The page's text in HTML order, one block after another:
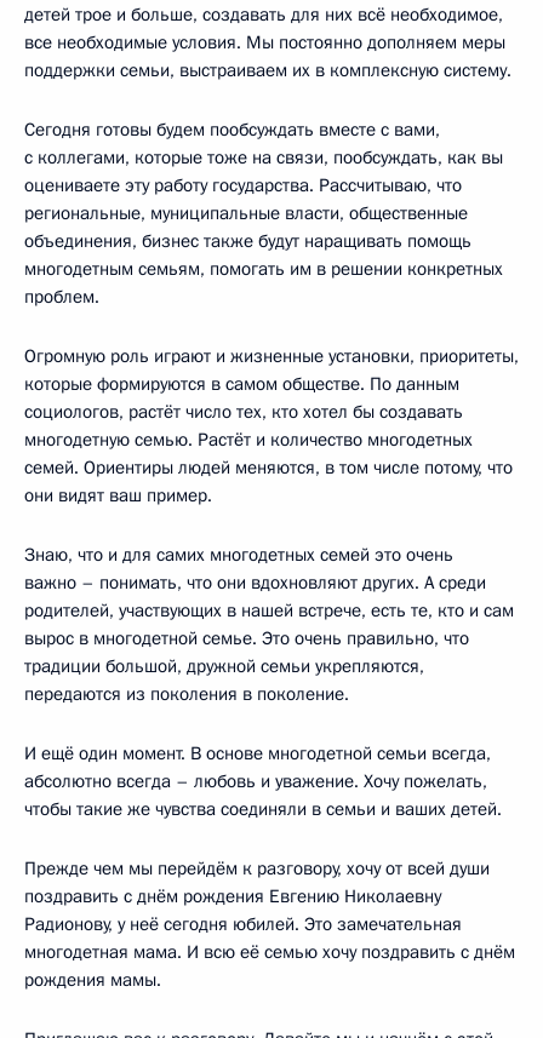
детей трое и больше, создавать для них всё необходимое,
все необходимые условия. Мы постоянно дополняем меры
поддержки семьи, выстраиваем их в комплексную систему.
Сегодня готовы будем пообсуждать вместе с вами,
с коллегами, которые тоже на связи, пообсуждать, как вы
оцениваете эту работу государства. Рассчитываю, что
региональные, муниципальные власти, общественные
объединения, бизнес также будут наращивать помощь
многодетным семьям, помогать им в решении конкретных
проблем.
Огромную роль играют и жизненные установки, приоритеты,
которые формируются в самом обществе. По данным
социологов, растёт число тех, кто хотел бы создавать
многодетную семью. Растёт и количество многодетных
семей. Ориентиры людей меняются, в том числе потому, что
они видят ваш пример.
Знаю, что и для самих многодетных семей это очень
важно – понимать, что они вдохновляют других. А среди
родителей, участвующих в нашей встрече, есть те, кто и сам
вырос в многодетной семье. Это очень правильно, что
традиции большой, дружной семьи укрепляются,
передаются из поколения в поколение.
И ещё один момент. В основе многодетной семьи всегда,
абсолютно всегда – любовь и уважение. Хочу пожелать,
чтобы такие же чувства соединяли в семьи и ваших детей.
Прежде чем мы перейдём к разговору, хочу от всей души
поздравить с днём рождения Евгению Николаевну
Радионову, у неё сегодня юбилей. Это замечательная
многодетная мама. И всю её семью хочу поздравить с днём
рождения мамы.